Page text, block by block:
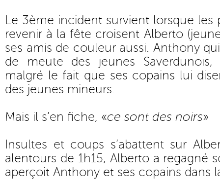
Le 3ème incident survient lorsque les
revenir à la fête croisent Alberto
ses amis de couleur aussi. Anthony
de meute des jeunes
malgré le fait que ses copains lui
des jeunes mineurs.
Mais il s’en fiche, «ce sont des noirs»
Insultes et coups s’abattent sur
alentours de 1h15, Alberto a regagné
aperçoit Anthony et ses copains dans